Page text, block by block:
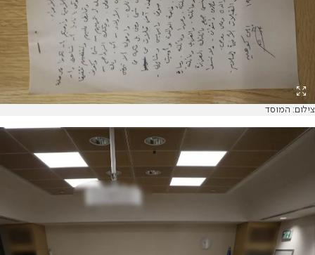
צילום: המוסד